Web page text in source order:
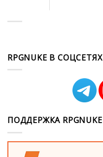
RPGNUKE В СОЦСЕТЯХ
ПОДДЕРЖКА RPGNUKE